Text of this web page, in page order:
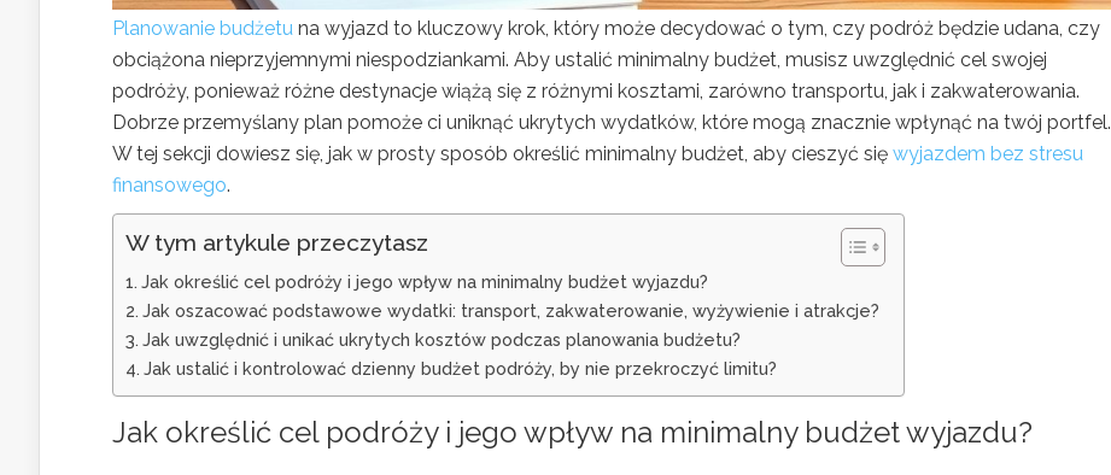
Planowanie budżetu na wyjazd to kluczowy krok, który może decydować o tym, czy podróż będzie udana, czy
obciążona nieprzyjemnymi niespodziankami. Aby ustalić minimalny budżet, musisz uwzględnić cel swojej
podróży, ponieważ różne destynacje wiążą się z różnymi kosztami, zarówno transportu, jak i zakwaterowania.
Dobrze przemyślany plan pomoże ci uniknąć ukrytych wydatków, które mogą znacznie wpłynąć na twój portfel.
W tej sekcji dowiesz się, jak w prosty sposób określić minimalny budżet, aby cieszyć się wyjazdem bez stresu
finansowego.
W tym artykule przeczytasz
Jak określić cel podróży i jego wpływ na minimalny budżet wyjazdu?
Jak oszacować podstawowe wydatki: transport, zakwaterowanie, wyżywienie i atrakcje?
Jak uwzględnić i unikać ukrytych kosztów podczas planowania budżetu?
Jak ustalić i kontrolować dzienny budżet podróży, by nie przekroczyć limitu?
Jak określić cel podróży i jego wpływ na minimalny budżet wyjazdu?